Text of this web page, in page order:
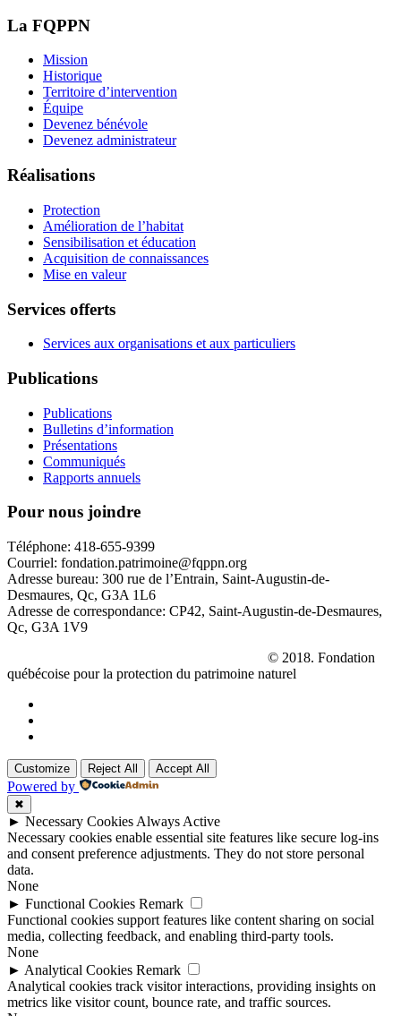
La FQPPN
Mission
Historique
Territoire d’intervention
Équipe
Devenez bénévole
Devenez administrateur
Réalisations
Protection
Amélioration de l’habitat
Sensibilisation et éducation
Acquisition de connaissances
Mise en valeur
Services offerts
Services aux organisations et aux particuliers
Publications
Publications
Bulletins d’information
Présentations
Communiqués
Rapports annuels
Pour nous joindre
Téléphone: 418-655-9399
Courriel: fondation.patrimoine@fqppn.org
Adresse bureau: 300 rue de l’Entrain, Saint-Augustin-de-
Desmaures, Qc, G3A 1L6
Adresse de correspondance: CP42, Saint-Augustin-de-Desmaures,
Qc, G3A 1V9
© 2018. Fondation
québécoise pour la protection du patrimoine naturel
Customize Reject All Accept All
Powered by
✖
► Necessary Cookies Always Active
Necessary cookies enable essential site features like secure log-ins
and consent preference adjustments. They do not store personal
data.
None
► Functional Cookies Remark
Functional cookies support features like content sharing on social
media, collecting feedback, and enabling third-party tools.
None
► Analytical Cookies Remark
Analytical cookies track visitor interactions, providing insights on
metrics like visitor count, bounce rate, and traffic sources.